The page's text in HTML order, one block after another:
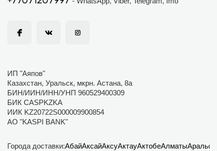
ИП "Аяпов"
Казахстан, Уральск, мкрн. Астана, 8а
БИН/ИИН/ИНН/УНП 960529400309
БИК CASPKZKA
ИИК KZ20722S000009900854
АО "KASPI BANK"
Города доставки:АбайАксайАксуАктауАктобеАлматыАральск